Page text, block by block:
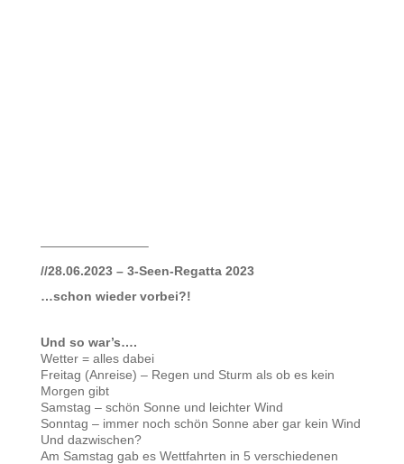
————————–
//28.06.2023 – 3-Seen-Regatta 2023
…schon wieder vorbei?!
Und so war’s….
Wetter = alles dabei
Freitag (Anreise) – Regen und Sturm als ob es kein
Morgen gibt
Samstag – schön Sonne und leichter Wind
Sonntag – immer noch schön Sonne aber gar kein Wind
Und dazwischen?
Am Samstag gab es Wettfahrten in 5 verschiedenen